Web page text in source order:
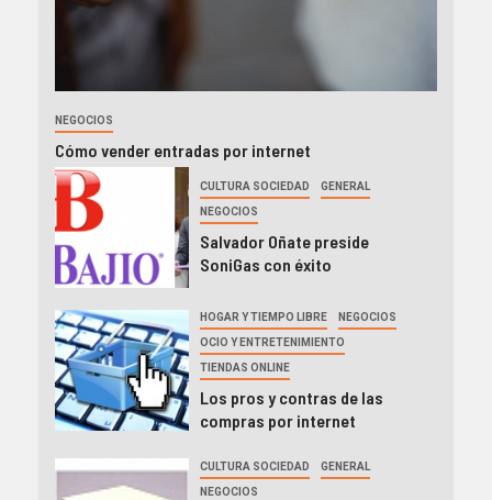
NEGOCIOS
Cómo vender entradas por internet
CULTURA SOCIEDAD GENERAL
NEGOCIOS
Salvador Oñate preside
SoniGas con éxito
HOGAR Y TIEMPO LIBRE NEGOCIOS
OCIO Y ENTRETENIMIENTO
TIENDAS ONLINE
Los pros y contras de las
compras por internet
CULTURA SOCIEDAD GENERAL
NEGOCIOS